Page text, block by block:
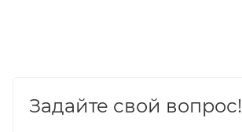
Задайте свой вопрос!